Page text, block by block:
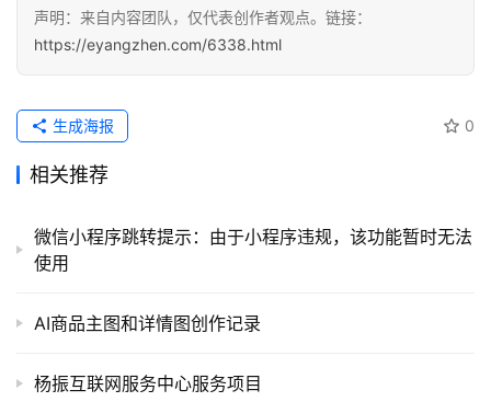
用
服
项
提
词
开
声明：来自内容团队，仅代表创作者观点。链接：
https://eyangzhen.com/6338.html
0
生成海报
相关推荐
微信小程序跳转提示：由于小程序违规，该功能暂时无法
使用
AI商品主图和详情图创作记录
杨振互联网服务中心服务项目